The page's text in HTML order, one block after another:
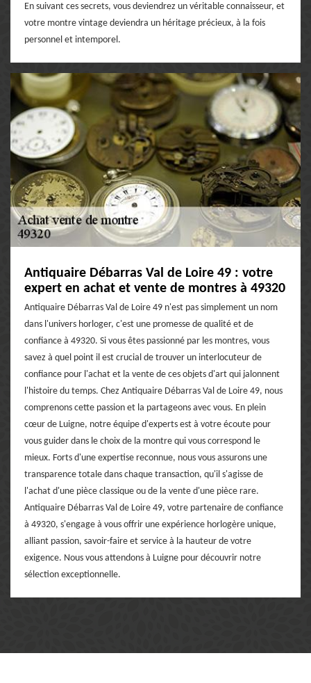
En suivant ces secrets, vous deviendrez un véritable connaisseur, et
votre montre vintage deviendra un héritage précieux, à la fois
personnel et intemporel.
Antiquaire Débarras Val de Loire 49 : votre
expert en achat et vente de montres à 49320
Antiquaire Débarras Val de Loire 49 n'est pas simplement un nom
dans l'univers horloger, c'est une promesse de qualité et de
confiance à 49320. Si vous êtes passionné par les montres, vous
savez à quel point il est crucial de trouver un interlocuteur de
confiance pour l'achat et la vente de ces objets d'art qui jalonnent
l'histoire du temps. Chez Antiquaire Débarras Val de Loire 49, nous
comprenons cette passion et la partageons avec vous. En plein
cœur de Luigne, notre équipe d'experts est à votre écoute pour
vous guider dans le choix de la montre qui vous correspond le
mieux. Forts d'une expertise reconnue, nous vous assurons une
transparence totale dans chaque transaction, qu'il s'agisse de
l'achat d'une pièce classique ou de la vente d'une pièce rare.
Antiquaire Débarras Val de Loire 49, votre partenaire de confiance
à 49320, s'engage à vous offrir une expérience horlogère unique,
alliant passion, savoir-faire et service à la hauteur de votre
exigence. Nous vous attendons à Luigne pour découvrir notre
sélection exceptionnelle.